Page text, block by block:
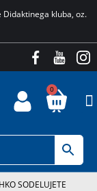
Didaktinega kluba, oz.
0
SODELUJETE